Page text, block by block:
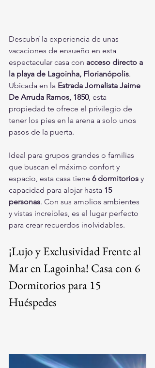
Descubrí la experiencia de unas
vacaciones de ensueño en esta
espectacular casa con acceso directo a
la playa de Lagoinha, Florianópolis.
Ubicada en la Estrada Jornalista Jaime
De Arruda Ramos, 1850, esta
propiedad te ofrece el privilegio de
tener los pies en la arena a solo unos
pasos de la puerta.
Ideal para grupos grandes o familias
que buscan el máximo confort y
espacio, esta casa tiene 6 dormitorios y
capacidad para alojar hasta 15
personas. Con sus amplios ambientes
y vistas increíbles, es el lugar perfecto
para crear recuerdos inolvidables.
¡Lujo y Exclusividad Frente al
Mar en Lagoinha! Casa con 6
Dormitorios para 15
Huéspedes